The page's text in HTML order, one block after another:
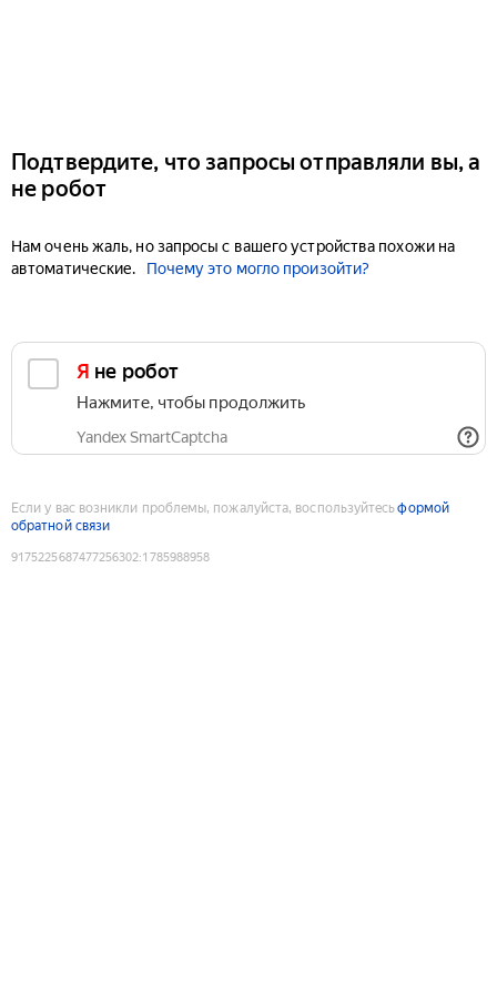
Подтвердите, что запросы отправляли вы, а
не робот
Нам очень жаль, но запросы с вашего устройства похожи на
автоматические.
Почему это могло произойти?
Я не робот
Нажмите, чтобы продолжить
Yandex SmartCaptcha
Если у вас возникли проблемы, пожалуйста, воспользуйтесьформой
обратной связи
9175225687477256302:1785988958